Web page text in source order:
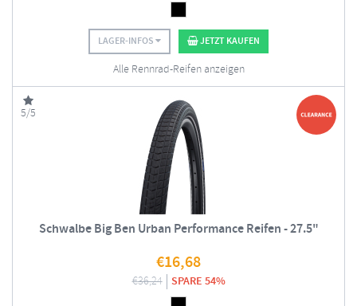
LAGER-INFOS JETZT KAUFEN
Alle Rennrad-Reifen anzeigen
5/5
Schwalbe Big Ben Urban Performance Reifen - 27.5"
€16,68
€36,24 SPARE 54%